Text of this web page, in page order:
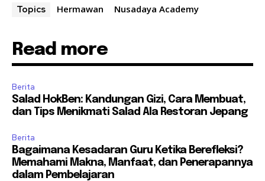
Topics Hermawan Nusadaya Academy
Read more
Berita
Salad HokBen: Kandungan Gizi, Cara Membuat,
dan Tips Menikmati Salad Ala Restoran Jepang
Berita
Bagaimana Kesadaran Guru Ketika Berefleksi?
Memahami Makna, Manfaat, dan Penerapannya
dalam Pembelajaran